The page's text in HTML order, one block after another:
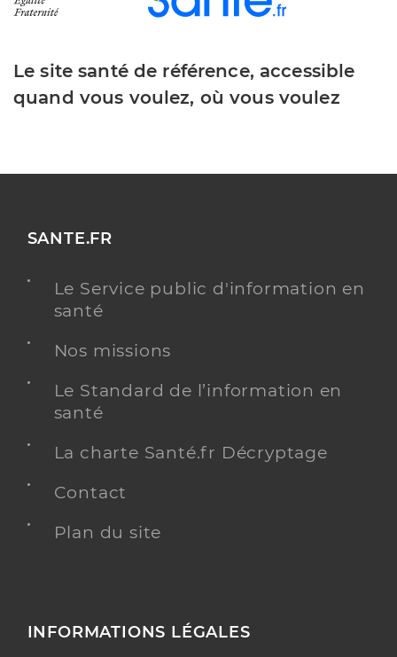
Le site santé de référence, accessible
quand vous voulez, où vous voulez
SANTE.FR
Le Service public d'information en
santé
Nos missions
Le Standard de l’information en
santé
La charte Santé.fr Décryptage
Contact
Plan du site
INFORMATIONS LÉGALES